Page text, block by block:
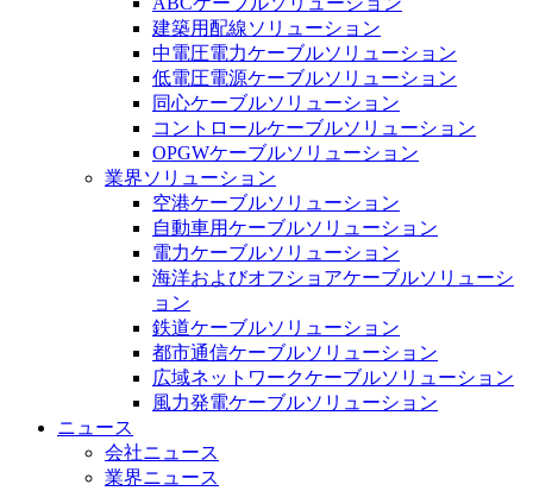
建築用配線ソリューション
中電圧電力ケーブルソリューション
低電圧電源ケーブルソリューション
同心ケーブルソリューション
コントロールケーブルソリューション
OPGWケーブルソリューション
業界ソリューション
空港ケーブルソリューション
自動車用ケーブルソリューション
電力ケーブルソリューション
海洋およびオフショアケーブルソリューシ
ョン
鉄道ケーブルソリューション
都市通信ケーブルソリューション
広域ネットワークケーブルソリューション
風力発電ケーブルソリューション
ニュース
会社ニュース
業界ニュース